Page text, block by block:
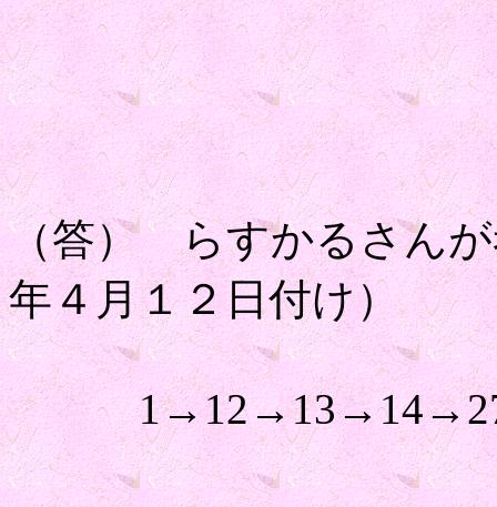
（答） らすかるさんが
年４月１２日付け）